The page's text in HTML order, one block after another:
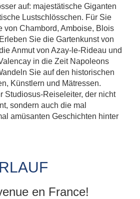
auf: majestätische Giganten
Lustschlösschen. Für Sie
von Chambord, Amboise, Blois
Sie die Gartenkunst von
Anmut von Azay-le-Rideau und
in die Zeit Napoleons
Sie auf den historischen
Künstlern und Mätressen.
Studiosus-Reiseleiter, der nicht
sondern auch die mal
amüsanten Geschichten hinter
en France!